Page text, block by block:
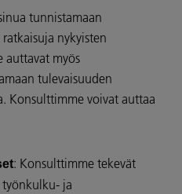
tunnistamaan
nykyisten
auttavat myös
tulevaisuuden
Konsulttimme voivat auttaa
: Konsulttimme tekevät
ja